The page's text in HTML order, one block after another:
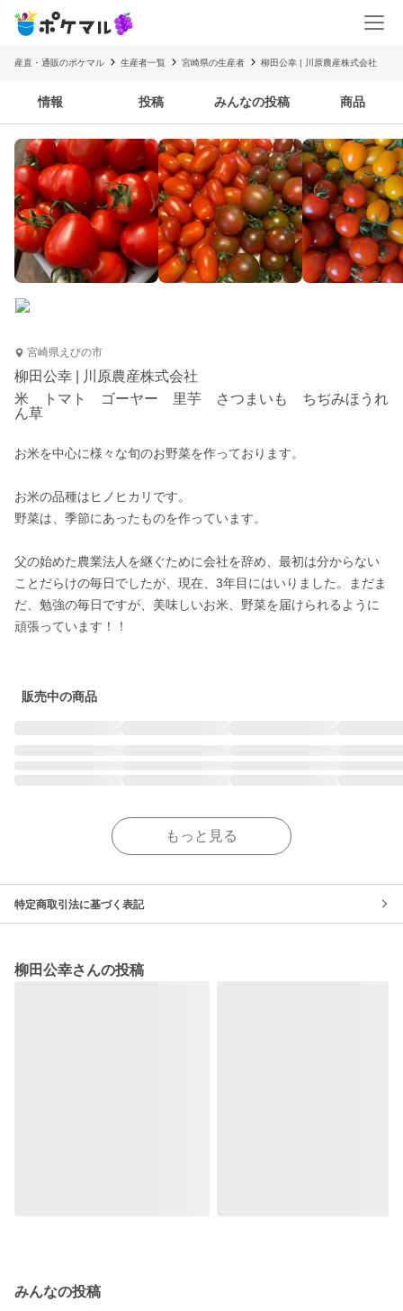
産直・通販のポケマル 生産者一覧 宮崎県の生産者 柳田公幸 | 川原農産株式会社
情報 投稿 みんなの投稿 商品
宮崎県えびの市
柳田公幸 | 川原農産株式会社
米 トマト ゴーヤー 里芋 さつまいも ちぢみほうれ
ん草
お米を中心に様々な旬のお野菜を作っております。
お米の品種はヒノヒカリです。
野菜は、季節にあったものを作っています。
父の始めた農業法人を継ぐために会社を辞め、最初は分からない
ことだらけの毎日でしたが、現在、3年目にはいりました。まだま
だ、勉強の毎日ですが、美味しいお米、野菜を届けられるように
頑張っています！！
販売中の商品
もっと見る
特定商取引法に基づく表記
柳田公幸さんの投稿
みんなの投稿